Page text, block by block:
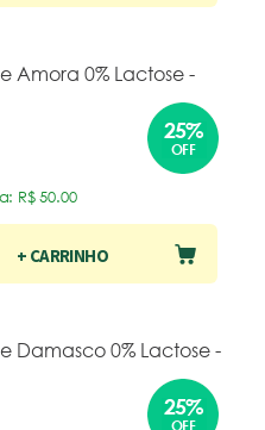
Amora 0% Lactose -
R$ 50.00
25%
OFF
+ CARRINHO
Damasco 0% Lactose -
25%
OFF